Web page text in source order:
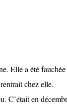
Elle a été
chez elle.
C’était en